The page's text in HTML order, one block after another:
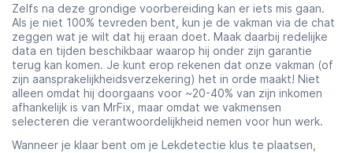
Zelfs na deze grondige voorbereiding kan er iets mis gaan.
Als je niet 100% tevreden bent, kun je de vakman via de chat
zeggen wat je wilt dat hij eraan doet. Maak daarbij redelijke
data en tijden beschikbaar waarop hij onder zijn garantie
terug kan komen. Je kunt erop rekenen dat onze vakman (of
zijn aansprakelijkheidsverzekering) het in orde maakt! Niet
alleen omdat hij doorgaans voor ~20-40% van zijn inkomen
afhankelijk is van MrFix, maar omdat we vakmensen
selecteren die verantwoordelijkheid nemen voor hun werk.
Wanneer je klaar bent om je Lekdetectie klus te plaatsen,